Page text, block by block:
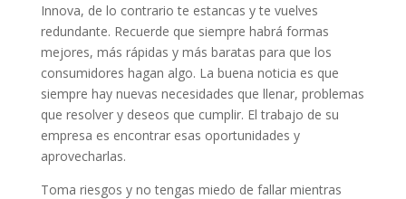
Innova, de lo contrario te estancas y te vuelves
redundante. Recuerde que siempre habrá formas
mejores, más rápidas y más baratas para que los
consumidores hagan algo. La buena noticia es que
siempre hay nuevas necesidades que llenar, problemas
que resolver y deseos que cumplir. El trabajo de su
empresa es encontrar esas oportunidades y
aprovecharlas.
Toma riesgos y no tengas miedo de fallar mientras